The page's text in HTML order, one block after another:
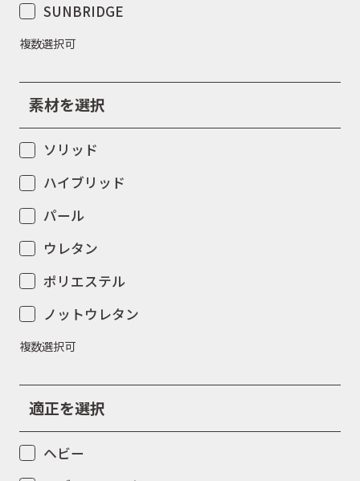
SUNBRIDGE
複数選択可
素材を選択
ソリッド
ハイブリッド
パール
ウレタン
ポリエステル
ノットウレタン
複数選択可
適正を選択
ヘビー